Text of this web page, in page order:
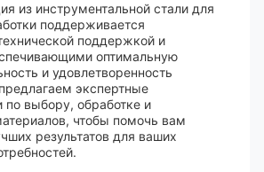
из инструментальной стали для
поддерживается
поддержкой и
оптимальную
и удовлетворенность
экспертные
по выбору, обработке и
чтобы помочь вам
результатов для ваших